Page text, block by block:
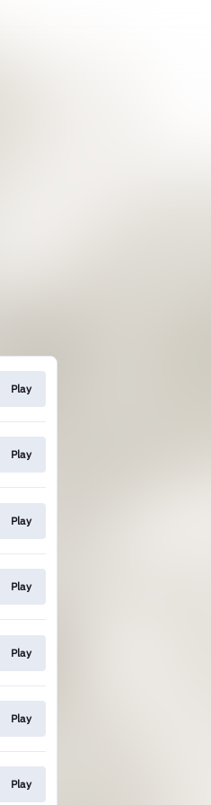
Play
Play
Play
Play
Play
Play
Play